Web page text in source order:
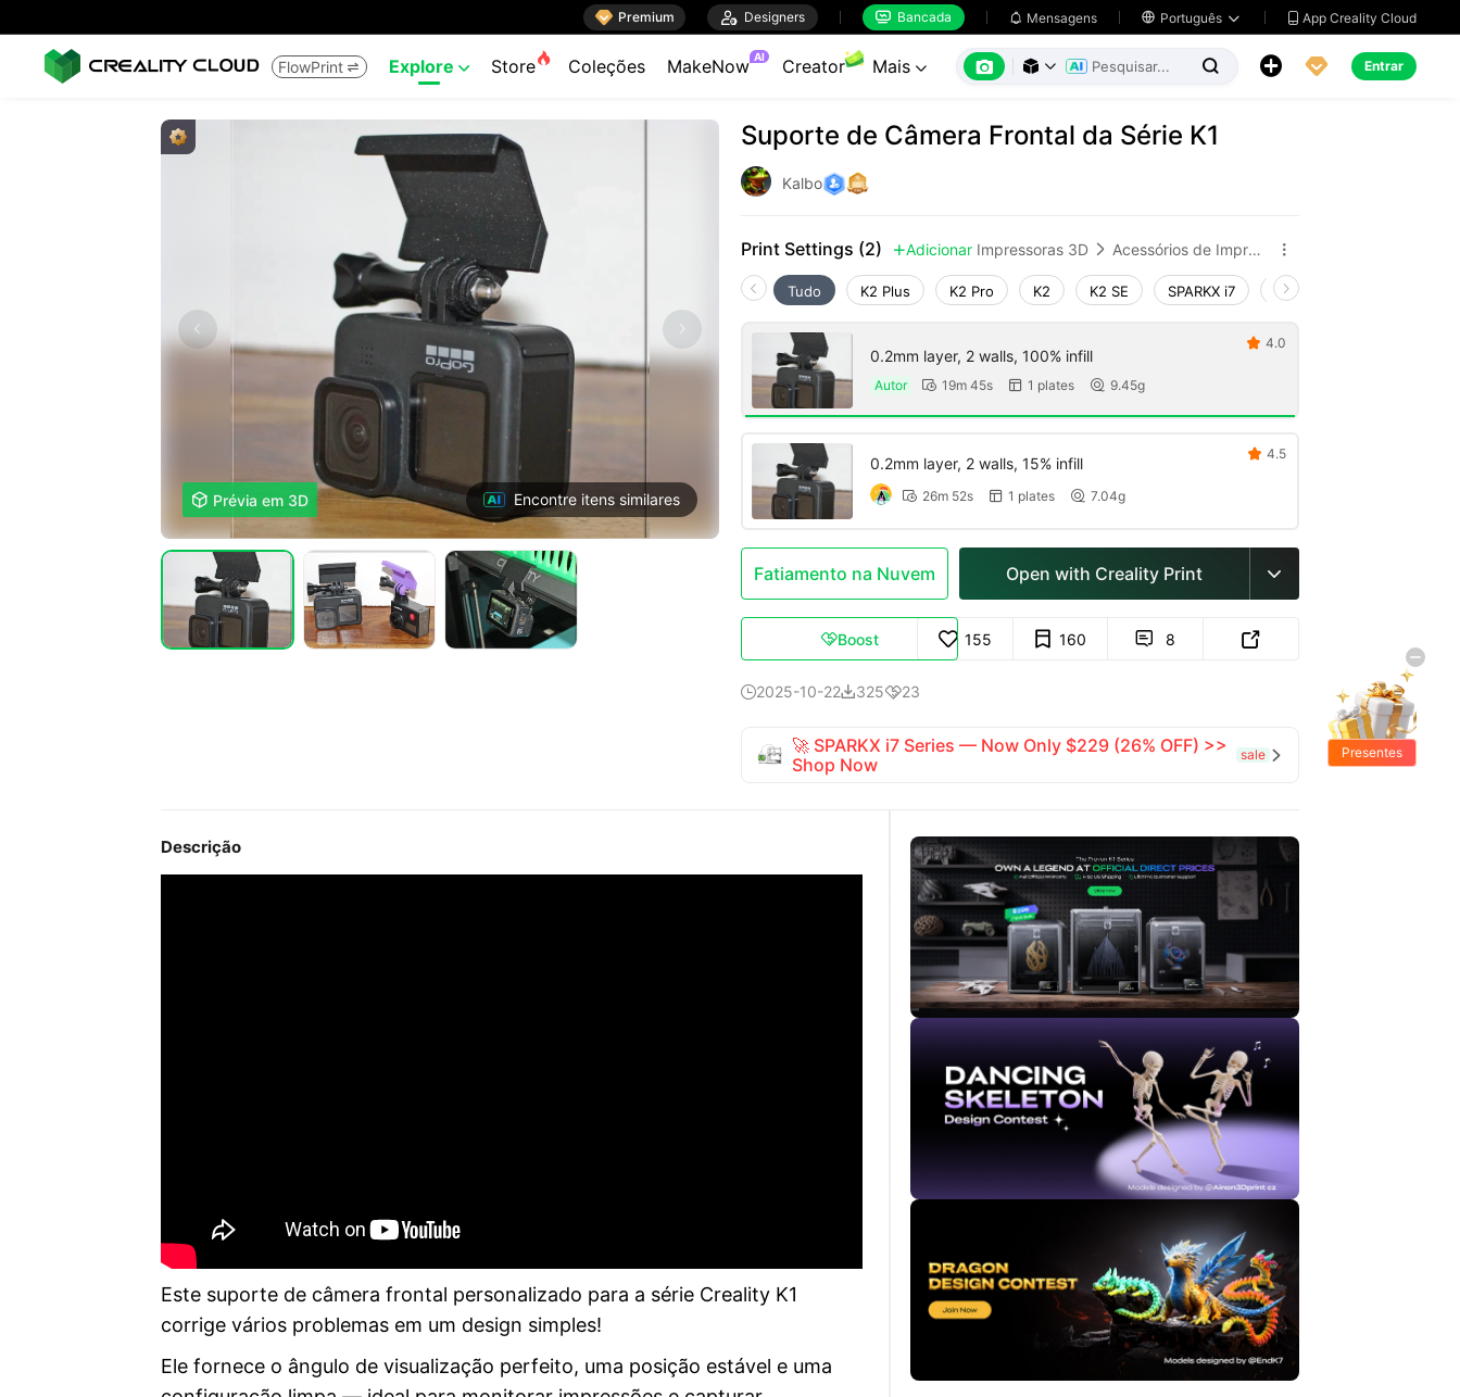
 Premium  Designers  Bancada  Mensagens  Português   App Creality Cloud
FlowPrint  Explore  Store Coleções MakeNow AI Creator Mais        Entrar
 Prévia em 3D Encontre itens similares
Suporte de Câmera Frontal da Série K1
Kalbo
Print Settings (2) Adicionar Impressoras 3D  Acessórios de Impressora 3D 
Tudo K2 Plus K2 Pro K2 K2 SE SPARKX i7 Creality Hi
0.2mm layer, 2 walls, 100% infill
Autor  19m 45s  1 plates  9.45g
 4.0
0.2mm layer, 2 walls, 15% infill
 26m 52s  1 plates  7.04g
 4.5
Fatiamento na Nuvem Open with Creality Print 
Boost 155 160  8 
2025-10-2232523
🚀 SPARKX i7 Series — Now Only $229 (26% OFF) >>
Shop Now
sale 
Descrição
Este suporte de câmera frontal personalizado para a série Creality K1
corrige vários problemas em um design simples!
Ele fornece o ângulo de visualização perfeito, uma posição estável e uma
Presentes